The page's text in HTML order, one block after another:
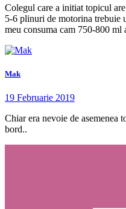
Colegul care a initiat topicul
5-6 plinuri de motorina trebuie
meu consuma cam 750-800
Mak
19 Februarie 2019
Chiar era nevoie de asemenea
bord..